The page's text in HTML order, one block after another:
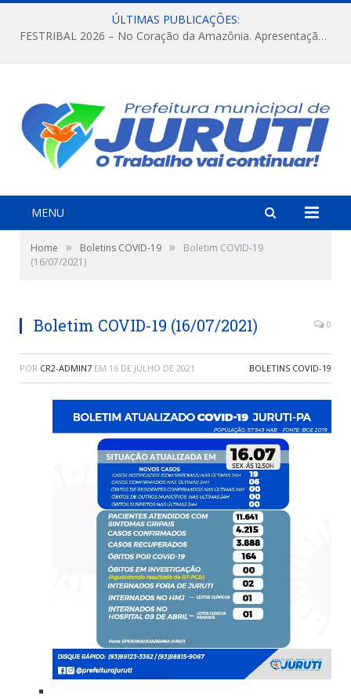
ÚLTIMAS PUBLICAÇÕES:
FESTRIBAL 2026 – No Coração da Amazônia. Apresentação da Munduruku.
MENU
Home » Boletins COVID-19 »
Boletim COVID-19
(16/07/2021)
Boletim COVID-19 (16/07/2021) 0
POR CR2-ADMIN7 EM 16 DE JULHO DE 2021 BOLETINS COVID-19